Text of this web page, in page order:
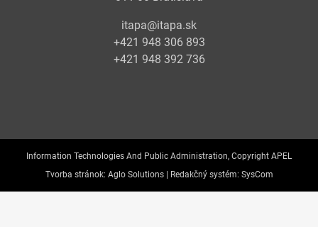
itapa@itapa.sk
+421 948 306 893
+421 948 392 736
Information Technologies And Public Administration, Copyright APEL
Tvorba stránok: Aglo Solutions | Redakčný systém: SysCom